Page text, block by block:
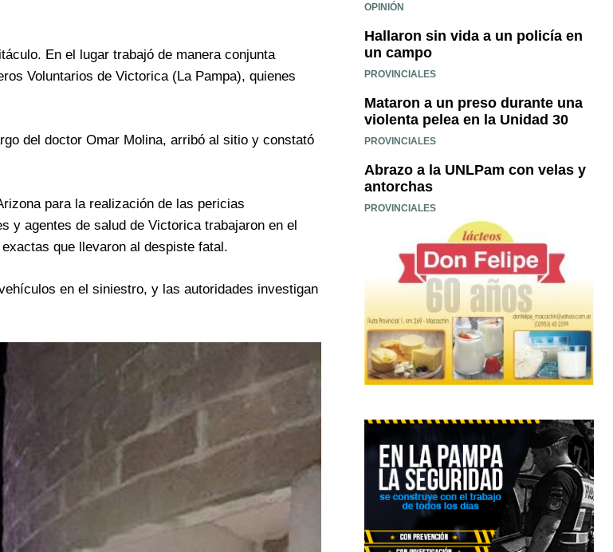
En el lugar trabajó de manera conjunta
Voluntarios de Victorica (La Pampa), quienes
del doctor Omar Molina, arribó al sitio y constató
para la realización de las pericias
y agentes de salud de Victorica trabajaron en el
que llevaron al despiste fatal.
en el siniestro, y las autoridades investigan
OPINIÓN
Hallaron sin vida a un policía en
un campo
PROVINCIALES
Mataron a un preso durante una
violenta pelea en la Unidad 30
PROVINCIALES
Abrazo a la UNLPam con velas y
antorchas
PROVINCIALES